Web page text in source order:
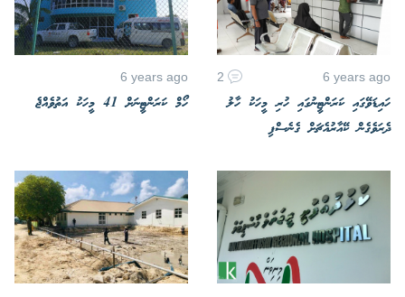
6 years ago
2
ހައިޑަވޭގައި ކަރަންޓީނުގައި ހުރި މީހަކު ހާލު
ދެރަވެގެން ކޭއާރުއެޗަށް ގެނެސްފި
6 years ago
ހޯމް ކަރަންޓީނަށް 41 މީހަކު އަތުވެއްޖެ